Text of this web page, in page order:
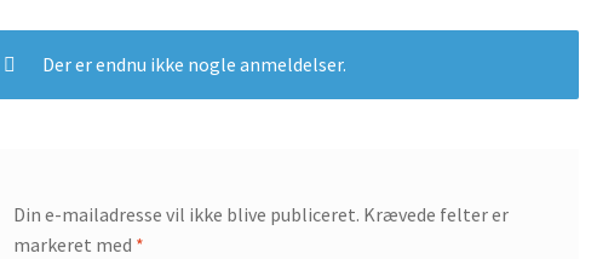
Der er endnu ikke nogle anmeldelser.
Din e-mailadresse vil ikke blive publiceret. Krævede felter er
markeret med *